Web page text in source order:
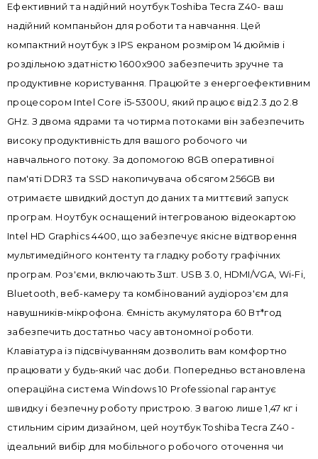
Ефективний та надійний ноутбук Toshiba Tecra Z40- ваш
надійний компаньйон для роботи та навчання. Цей
компактний ноутбук з IPS екраном розміром 14 дюймів і
роздільною здатністю 1600x900 забезпечить зручне та
продуктивне користування. Працюйте з енергоефективним
процесором Intel Core i5-5300U, який працює від 2.3 до 2.8
GHz. З двома ядрами та чотирма потоками він забезпечить
високу продуктивність для вашого робочого чи
навчального потоку. За допомогою 8GB оперативної
пам'яті DDR3 та SSD накопичувача обсягом 256GB ви
отримаєте швидкий доступ до даних та миттєвий запуск
програм. Ноутбук оснащений інтегрованою відеокартою
Intel HD Graphics 4400, що забезпечує якісне відтворення
мультимедійного контенту та гладку роботу графічних
програм. Роз'єми, включають 3шт. USB 3.0, HDMI/VGA, Wi-Fi,
Bluetooth, веб-камеру та комбінований аудіороз'єм для
навушників-мікрофона. Ємність акумулятора 60 Вт*год
забезпечить достатньо часу автономної роботи.
Клавіатура із підсвічуванням дозволить вам комфортно
працювати у будь-який час доби. Попередньо встановлена
операційна система Windows 10 Professional гарантує
швидку і безпечну роботу пристрою. З вагою лише 1,47 кг і
стильним сірим дизайном, цей ноутбук Toshiba Tecra Z40 -
ідеальний вибір для мобільного робочого оточення чи